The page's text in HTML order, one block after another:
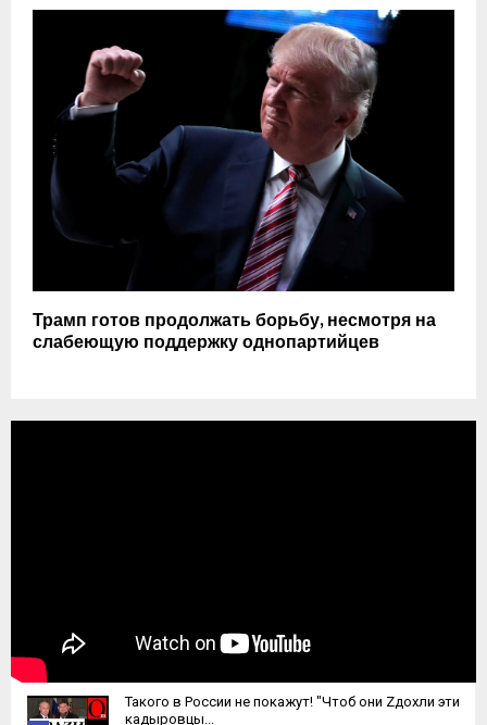
Трамп готов продолжать борьбу, несмотря на
слабеющую поддержку однопартийцев
Такого в России не покажут! "Чтоб они Zдохли эти
кадыровцы...